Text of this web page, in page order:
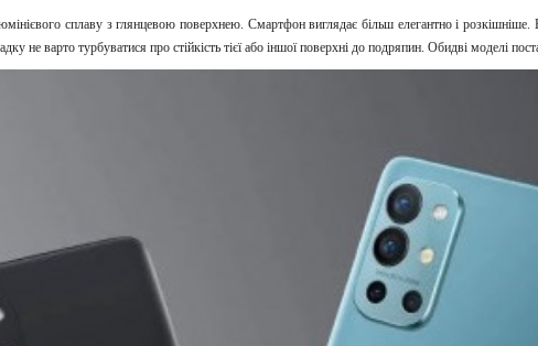
сплаву з глянцевою поверхнею. Смартфон виглядає більш елегантно і
не варто турбуватися про стійкість тієї або іншої поверхні до подряпин. Обидві моделі